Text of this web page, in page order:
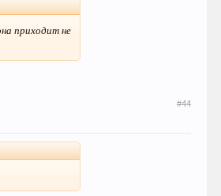
приходит не
#44